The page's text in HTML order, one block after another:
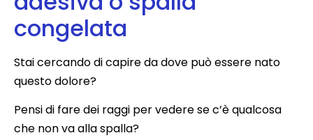
congelata
Stai cercando di capire da dove può essere nato
questo dolore?
Pensi di fare dei raggi per vedere se c’è qualcosa
che non va alla spalla?